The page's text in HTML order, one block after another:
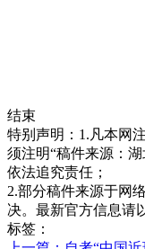
结束
特别声明：1.凡本网
须注明“稿件来源：
依法追究责任；
2.部分稿件来源于网
决。最新官方信息请
标签：